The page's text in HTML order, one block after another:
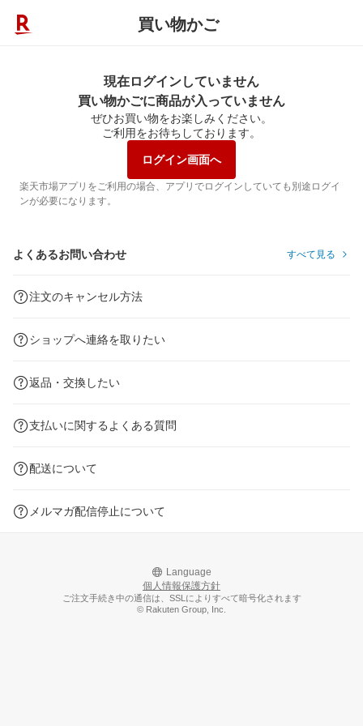
買い物かご
現在ログインしていません
買い物かごに商品が入っていません
ぜひお買い物をお楽しみください。
ご利用をお待ちしております。
ログイン画面へ
楽天市場アプリをご利用の場合、アプリでログインしていても別途ログイ
ンが必要になります。
よくあるお問い合わせ すべて見る
注文のキャンセル方法
ショップへ連絡を取りたい
返品・交換したい
支払いに関するよくある質問
配送について
メルマガ配信停止について
Language
個人情報保護方針
ご注文手続き中の通信は、SSLによりすべて暗号化されます
© Rakuten Group, Inc.